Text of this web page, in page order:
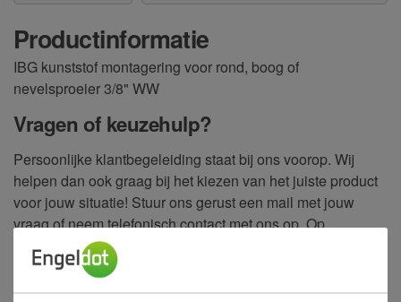
Productinformatie
IBG kunststof montagering voor rond, boog of
nevelsproeier 3/8" WW
Vragen of keuzehulp?
Persoonlijke klantbegeleiding staat bij ons voorop. Wij
helpen dan ook graag bij het kiezen van het juiste product
voor jouw situatie! Stuur ons gerust een mail met jouw
vraag of neem telefonisch contact met ons op. Op
werkdagen zijn wij te bereiken tussen 08:00 en 17:30.